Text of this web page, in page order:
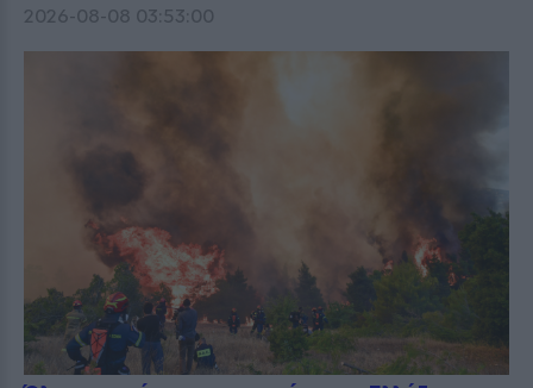
2026-08-08 03:53:00